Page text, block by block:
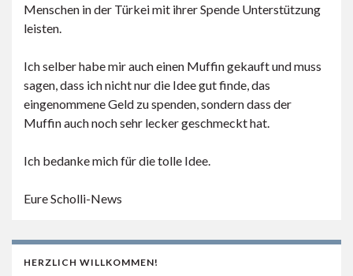
Menschen in der Türkei mit ihrer Spende Unterstützung
leisten.
Ich selber habe mir auch einen Muffin gekauft und muss
sagen, dass ich nicht nur die Idee gut finde, das
eingenommene Geld zu spenden, sondern dass der
Muffin auch noch sehr lecker geschmeckt hat.
Ich bedanke mich für die tolle Idee.
Eure Scholli-News
HERZLICH WILLKOMMEN!